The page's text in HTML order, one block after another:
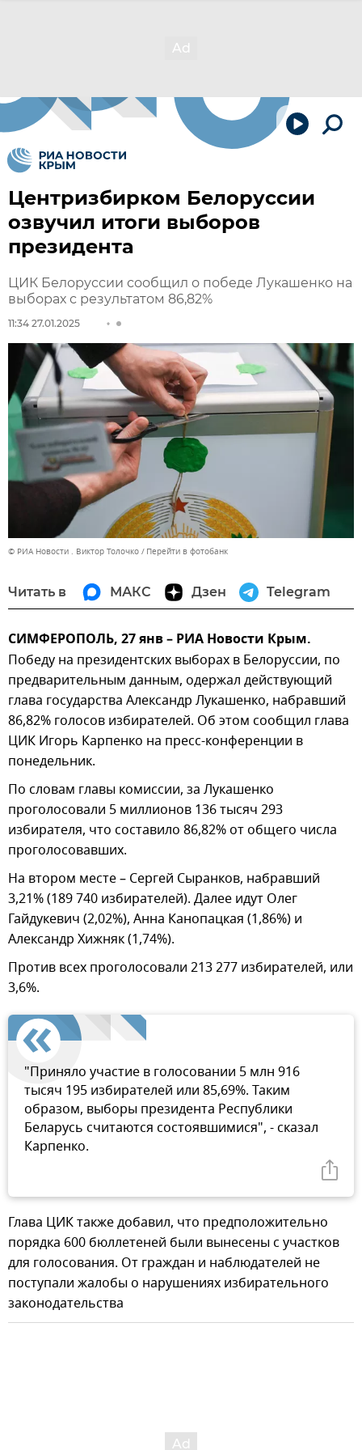
Центризбирком Белоруссии
озвучил итоги выборов
президента
ЦИК Белоруссии сообщил о победе Лукашенко на
выборах с результатом 86,82%
11:34 27.01.2025
© РИА Новости . Виктор Толочко Перейти в фотобанк
Читать в МАКС Дзен Telegram
СИМФЕРОПОЛЬ, 27 янв – РИА Новости Крым.
Победу на президентских выборах в Белоруссии, по
предварительным данным, одержал действующий
глава государства Александр Лукашенко, набравший
86,82% голосов избирателей. Об этом сообщил глава
ЦИК Игорь Карпенко на пресс-конференции в
понедельник.
По словам главы комиссии, за Лукашенко
проголосовали 5 миллионов 136 тысяч 293
избирателя, что составило 86,82% от общего числа
проголосовавших.
На втором месте – Сергей Сыранков, набравший
3,21% (189 740 избирателей). Далее идут Олег
Гайдукевич (2,02%), Анна Канопацкая (1,86%) и
Александр Хижняк (1,74%).
Против всех проголосовали 213 277 избирателей, или
3,6%.
"Приняло участие в голосовании 5 млн 916
тысяч 195 избирателей или 85,69%. Таким
образом, выборы президента Республики
Беларусь считаются состоявшимися", - сказал
Карпенко.
Глава ЦИК также добавил, что предположительно
порядка 600 бюллетеней были вынесены с участков
для голосования. От граждан и наблюдателей не
поступали жалобы о нарушениях избирательного
законодательства